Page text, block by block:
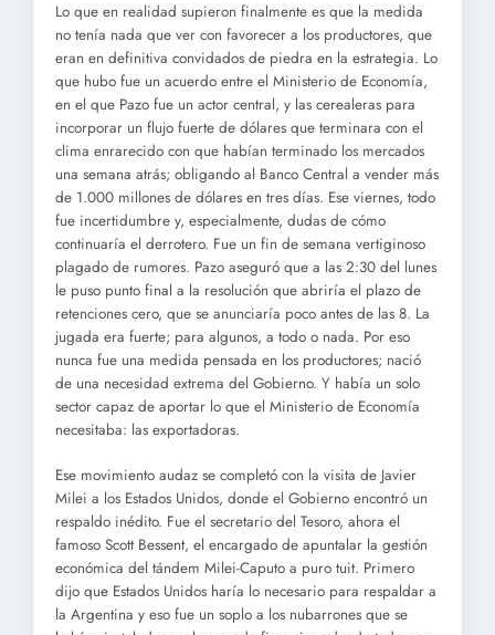
Lo que en realidad supieron finalmente es que la medida
no tenía nada que ver con favorecer a los productores, que
eran en definitiva convidados de piedra en la estrategia. Lo
que hubo fue un acuerdo entre el Ministerio de Economía,
en el que Pazo fue un actor central, y las cerealeras para
incorporar un flujo fuerte de dólares que terminara con el
clima enrarecido con que habían terminado los mercados
una semana atrás; obligando al Banco Central a vender más
de 1.000 millones de dólares en tres días. Ese viernes, todo
fue incertidumbre y, especialmente, dudas de cómo
continuaría el derrotero. Fue un fin de semana vertiginoso
plagado de rumores. Pazo aseguró que a las 2:30 del lunes
le puso punto final a la resolución que abriría el plazo de
retenciones cero, que se anunciaría poco antes de las 8. La
jugada era fuerte; para algunos, a todo o nada. Por eso
nunca fue una medida pensada en los productores; nació
de una necesidad extrema del Gobierno. Y había un solo
sector capaz de aportar lo que el Ministerio de Economía
necesitaba: las exportadoras.
Ese movimiento audaz se completó con la visita de Javier
Milei a los Estados Unidos, donde el Gobierno encontró un
respaldo inédito. Fue el secretario del Tesoro, ahora el
famoso Scott Bessent, el encargado de apuntalar la gestión
económica del tándem Milei-Caputo a puro tuit. Primero
dijo que Estados Unidos haría lo necesario para respaldar a
la Argentina y eso fue un soplo a los nubarrones que se